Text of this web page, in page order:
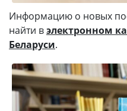
Информацию о новых
найти вэлектронном
Беларуси.